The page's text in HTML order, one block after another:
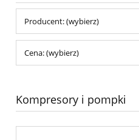
Producent: (wybierz)
Cena: (wybierz)
Kompresory i pompki